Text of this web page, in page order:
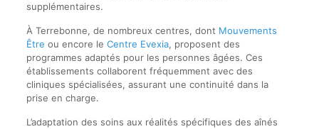
supplémentaires.
À Terrebonne, de nombreux centres, dont Mouvements
Être ou encore le Centre Evexia, proposent des
programmes adaptés pour les personnes âgées. Ces
établissements collaborent fréquemment avec des
cliniques spécialisées, assurant une continuité dans la
prise en charge.
L’adaptation des soins aux réalités spécifiques des aînés